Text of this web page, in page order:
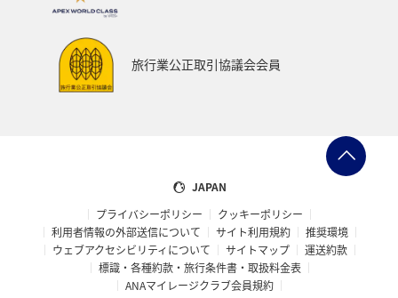
旅行業公正取引協議会会員
JAPAN
プライバシーポリシー
クッキーポリシー
利用者情報の外部送信について
サイト利用規約
推奨環境
ウェブアクセシビリティについて
サイトマップ
運送約款
標識・各種約款・旅行条件書・取扱料金表
ANAマイレージクラブ会員規約